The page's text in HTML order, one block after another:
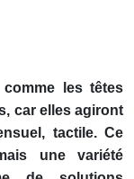
les têtes
car elles agiront
tactile. Ce
une variété